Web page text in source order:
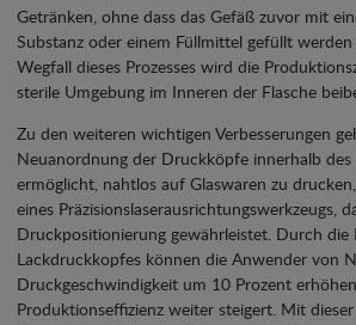
Getränken, ohne dass das Gefäß zuvor mit
Substanz oder einem Füllmittel gefüllt
Wegfall dieses Prozesses wird die
sterile Umgebung im Inneren der Flasche
Zu den weiteren wichtigen Verbesserungen
Neuanordnung der Druckköpfe innerhalb des
ermöglicht, nahtlos auf Glaswaren zu
eines Präzisionslaserausrichtungswerkzeugs,
Druckpositionierung gewährleistet. Durch die
Lackdruckkopfes können die Anwender von
Druckgeschwindigkeit um 10 Prozent
Produktionseffizienz weiter steigert. Mit